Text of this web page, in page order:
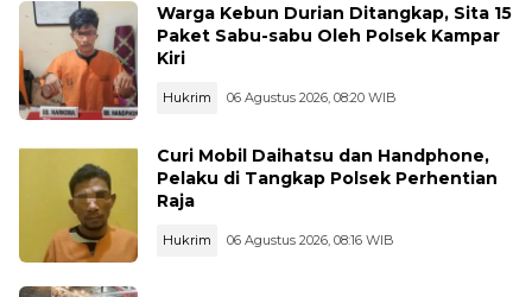
Warga Kebun Durian Ditangkap, Sita 15
Paket Sabu-sabu Oleh Polsek Kampar
Kiri
Hukrim 06 Agustus 2026, 08:20 WIB
Curi Mobil Daihatsu dan Handphone,
Pelaku di Tangkap Polsek Perhentian
Raja
Hukrim 06 Agustus 2026, 08:16 WIB